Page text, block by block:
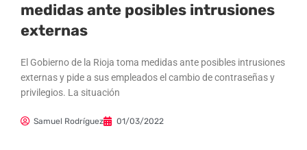
medidas ante posibles intrusiones
externas
El Gobierno de la Rioja toma medidas ante posibles intrusiones
externas y pide a sus empleados el cambio de contraseñas y
privilegios. La situación
Samuel Rodríguez 01/03/2022